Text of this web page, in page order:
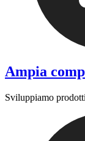
Ampia
Sviluppiamo